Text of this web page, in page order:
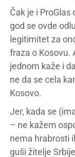
Čak je i
god se ovde
legitimitet za
fraza o Kosovu.
jednom kaže i
ne da se cela
Kosovo.
Jer, kada se
– ne kažem
nema hrabrosti
guši žitelje